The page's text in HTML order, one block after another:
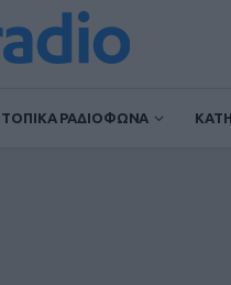
ΤΟΠΙΚΑ ΡΑΔΙΟΦΩΝΑ